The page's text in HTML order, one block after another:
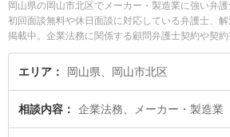
岡山県の岡山市北区でメーカー・製造業に強い弁護
初回面談無料や休日面談に対応している弁護士、
掲載中。企業法務に関係する顧問弁護士契約や契
ク、雇用契約書・就業規則作成等の細かな分野で
す。特に三宅法律事務所の三宅 遼太郎弁護士や弁
区で土日や夜間に発生したメーカー・製造業のト
談したい』『メーカー・製造業のトラブル解決の
エリア 岡山県、岡山市北区
相談内容 企業法務、メーカー・製造業